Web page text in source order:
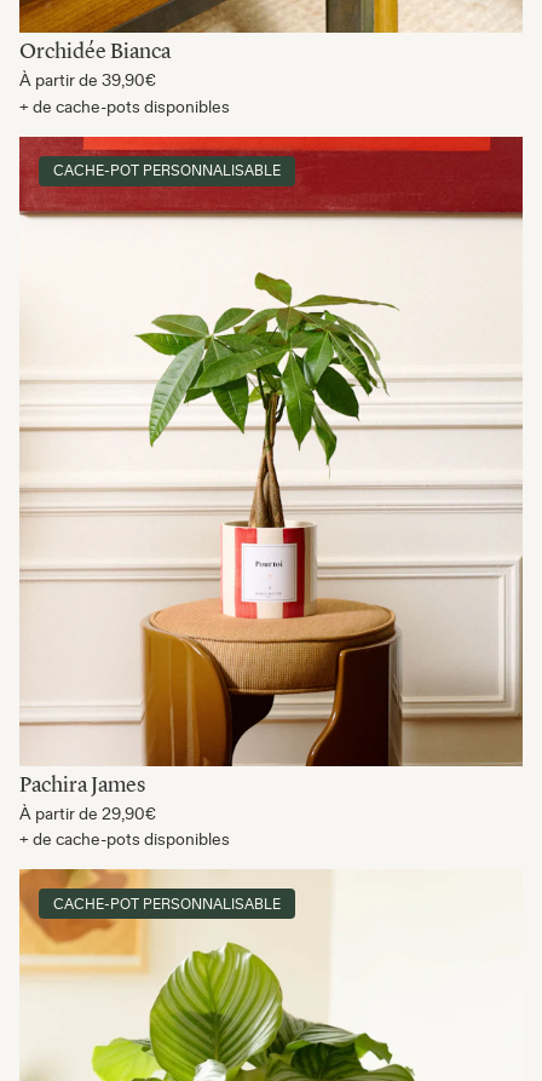
Orchidée Bianca
À partir de 39,90€
+ de cache-pots disponibles
CACHE-POT PERSONNALISABLE
Pachira James
À partir de 29,90€
+ de cache-pots disponibles
CACHE-POT PERSONNALISABLE